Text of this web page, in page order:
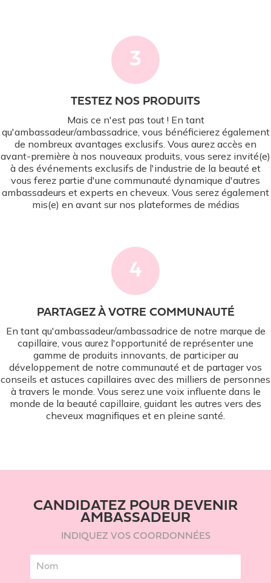
3
TESTEZ NOS PRODUITS
Mais ce n'est pas tout ! En tant
qu'ambassadeur/ambassadrice, vous bénéficierez également
de nombreux avantages exclusifs. Vous aurez accès en
avant-première à nos nouveaux produits, vous serez invité(e)
à des événements exclusifs de l'industrie de la beauté et
vous ferez partie d'une communauté dynamique d'autres
ambassadeurs et experts en cheveux. Vous serez également
mis(e) en avant sur nos plateformes de médias
4
PARTAGEZ À VOTRE COMMUNAUTÉ
En tant qu'ambassadeur/ambassadrice de notre marque de
capillaire, vous aurez l'opportunité de représenter une
gamme de produits innovants, de participer au
développement de notre communauté et de partager vos
conseils et astuces capillaires avec des milliers de personnes
à travers le monde. Vous serez une voix influente dans le
monde de la beauté capillaire, guidant les autres vers des
cheveux magnifiques et en pleine santé.
CANDIDATEZ POUR DEVENIR
AMBASSADEUR
INDIQUEZ VOS COORDONNÉES